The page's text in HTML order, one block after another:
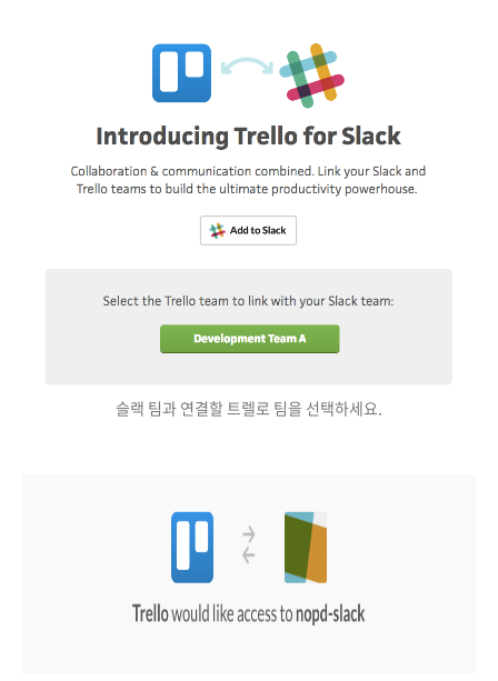
슬랙 팀과 연결할 트렐로 팀을 선택하세요.